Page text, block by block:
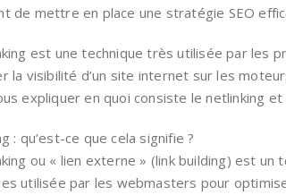
de mettre en place une stratégie SEO
est une technique très utilisée par les
la visibilité d’un site internet sur les
expliquer en quoi consiste le netlinking et
: qu’est-ce que cela signifie ?
ou « lien externe » (link building) est
utilisée par les webmasters pour